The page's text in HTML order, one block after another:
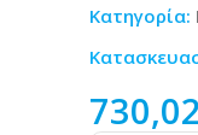
Κατηγορία:
730,02